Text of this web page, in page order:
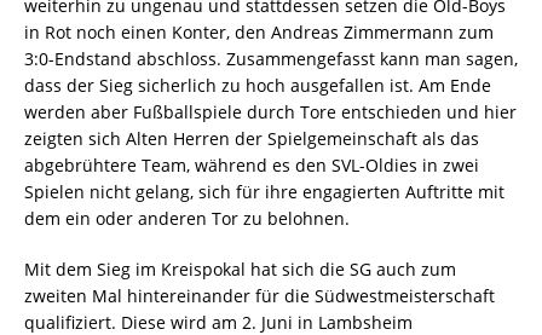
weiterhin zu ungenau und stattdessen setzen die Old-Boys
in Rot noch einen Konter, den Andreas Zimmermann zum
3:0-Endstand abschloss. Zusammengefasst kann man sagen,
dass der Sieg sicherlich zu hoch ausgefallen ist. Am Ende
werden aber Fußballspiele durch Tore entschieden und hier
zeigten sich Alten Herren der Spielgemeinschaft als das
abgebrühtere Team, während es den SVL-Oldies in zwei
Spielen nicht gelang, sich für ihre engagierten Auftritte mit
dem ein oder anderen Tor zu belohnen.
Mit dem Sieg im Kreispokal hat sich die SG auch zum
zweiten Mal hintereinander für die Südwestmeisterschaft
qualifiziert. Diese wird am 2. Juni in Lambsheim